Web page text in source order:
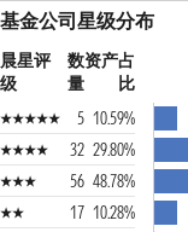
基金公司星级分布
晨星评
级
数
量
资产占
比
5 10.59%
32 29.80%
56 48.78%
17 10.28%